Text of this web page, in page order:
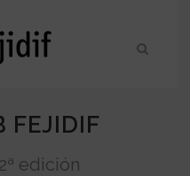
FEJIDIF
edición